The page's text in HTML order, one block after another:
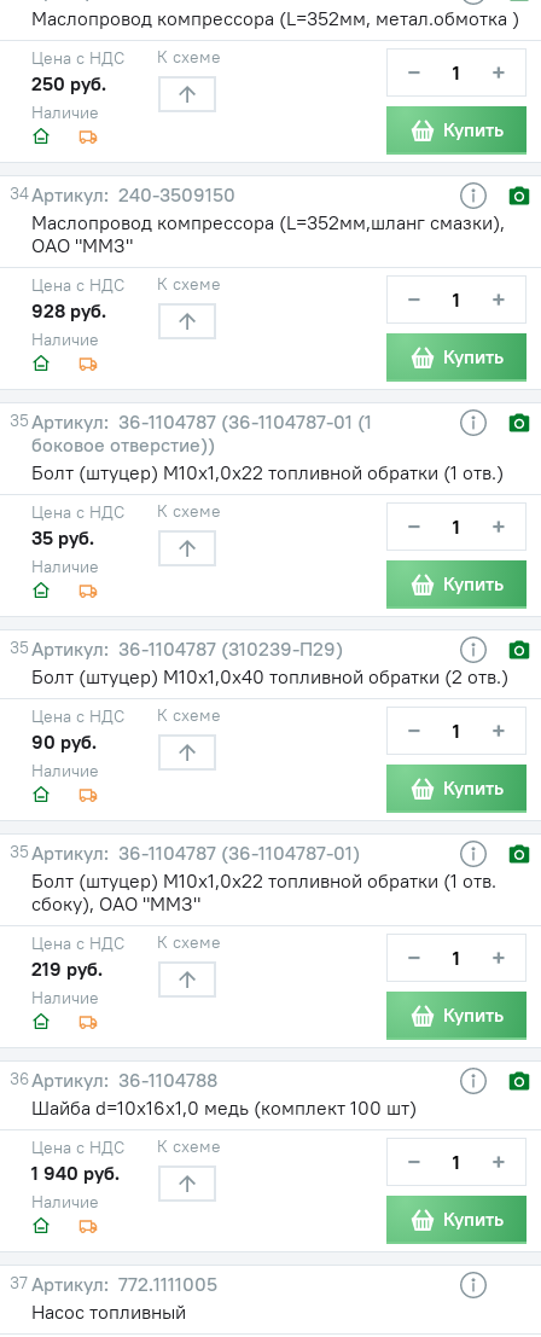
Маслопровод компрессора (L=352мм, метал.обмотка )
Наличие
Цена с НДС
250 руб.
К схеме − +
Купить
34
240-3509150
Маслопровод компрессора (L=352мм,шланг смазки),
ОАО "ММЗ"
Наличие
Цена с НДС
928 руб.
К схеме − +
Купить
35
36-1104787 (36-1104787-01 (1
боковое отверстие))
Болт (штуцер) М10х1,0х22 топливной обратки (1 отв.)
Наличие
Цена с НДС
35 руб.
К схеме − +
Купить
35
36-1104787 (310239-П29)
Болт (штуцер) М10х1,0х40 топливной обратки (2 отв.)
Наличие
Цена с НДС
90 руб.
К схеме − +
Купить
35
36-1104787 (36-1104787-01)
Болт (штуцер) М10х1,0х22 топливной обратки (1 отв.
сбоку), ОАО "ММЗ"
Наличие
Цена с НДС
219 руб.
К схеме − +
Купить
36
36-1104788
Шайба d=10х16х1,0 медь (комплект 100 шт)
Наличие
Цена с НДС
1 940 руб.
К схеме − +
Купить
37
772.1111005
Насос топливный